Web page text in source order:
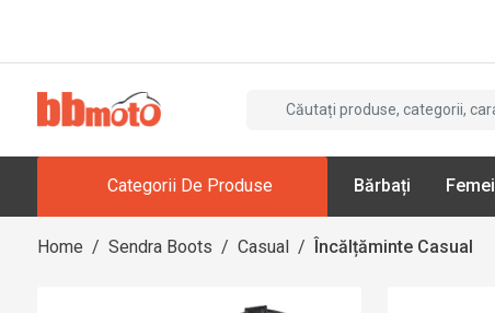
Categorii De Produse Bărbați Femei
Home / Sendra Boots / Casual / Încălțăminte Casual